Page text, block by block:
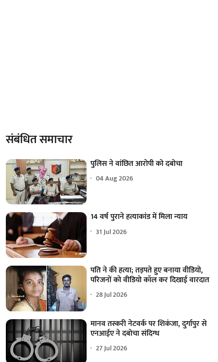
संबंधित समाचार
पुलिस ने वांछित आरोपी को दबोचा
04 Aug 2026
14 वर्ष पुराने हत्याकांड में मिला न्याय
31 Jul 2026
पति ने की हत्या; तड़पते हुए बनाया वीडियो,
परिजनों को वीडियो कॉल कर दिखाई वारदात
28 Jul 2026
मानव तस्करी नेटवर्क पर शिकंजा, दुर्गापुर से
एनआईए ने दबोचा संदिग्ध
27 Jul 2026